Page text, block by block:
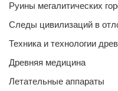
Руины мегалитических
Следы цивилизаций в
Техника и технологии
Древняя медицина
Летательные аппараты